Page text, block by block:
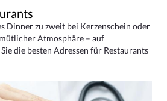
Dinner zu zweit bei Kerzenschein oder
Atmosphäre – auf
die besten Adressen für Restaurants